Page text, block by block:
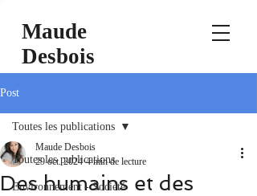
Maude
Desbois
Post
Toutes les publications
Environnement - Société
Toutes les publications
Des humains et des
Maude Desbois
29 oct. 2024 4 min de lecture